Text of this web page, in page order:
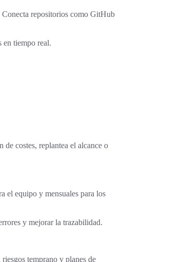
repositorios como GitHub
en tiempo real.
costes, replantea el alcance o
el equipo y mensuales para los
y mejorar la trazabilidad.
temprano y planes de